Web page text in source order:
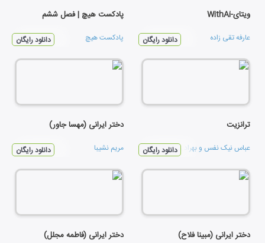
ویتای-WithAi
عارفه تقی زاده دانلود رایگان
پادکست هیچ | فصل ششم
پادکست هیچ دانلود رایگان
ترانزیت
عباس نیک نفس و بهراد رضازادهدانلود رایگان
دختر ایرانی (مهسا جاور)
مریم نشیبا دانلود رایگان
دختر ایرانی (مبینا فلاح) دختر ایرانی (فاطمه مجلل)